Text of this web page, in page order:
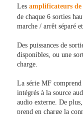
Lesamplificateurs de
de chaque 6 sorties
marche / arrêt séparé
Des puissances de
disponibles, ou une
charge.
La série MF
intégrés à la source
audio externe. De
prend en charge la